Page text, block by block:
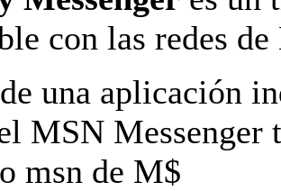
con las redes
una aplicación
MSN
msn de M$